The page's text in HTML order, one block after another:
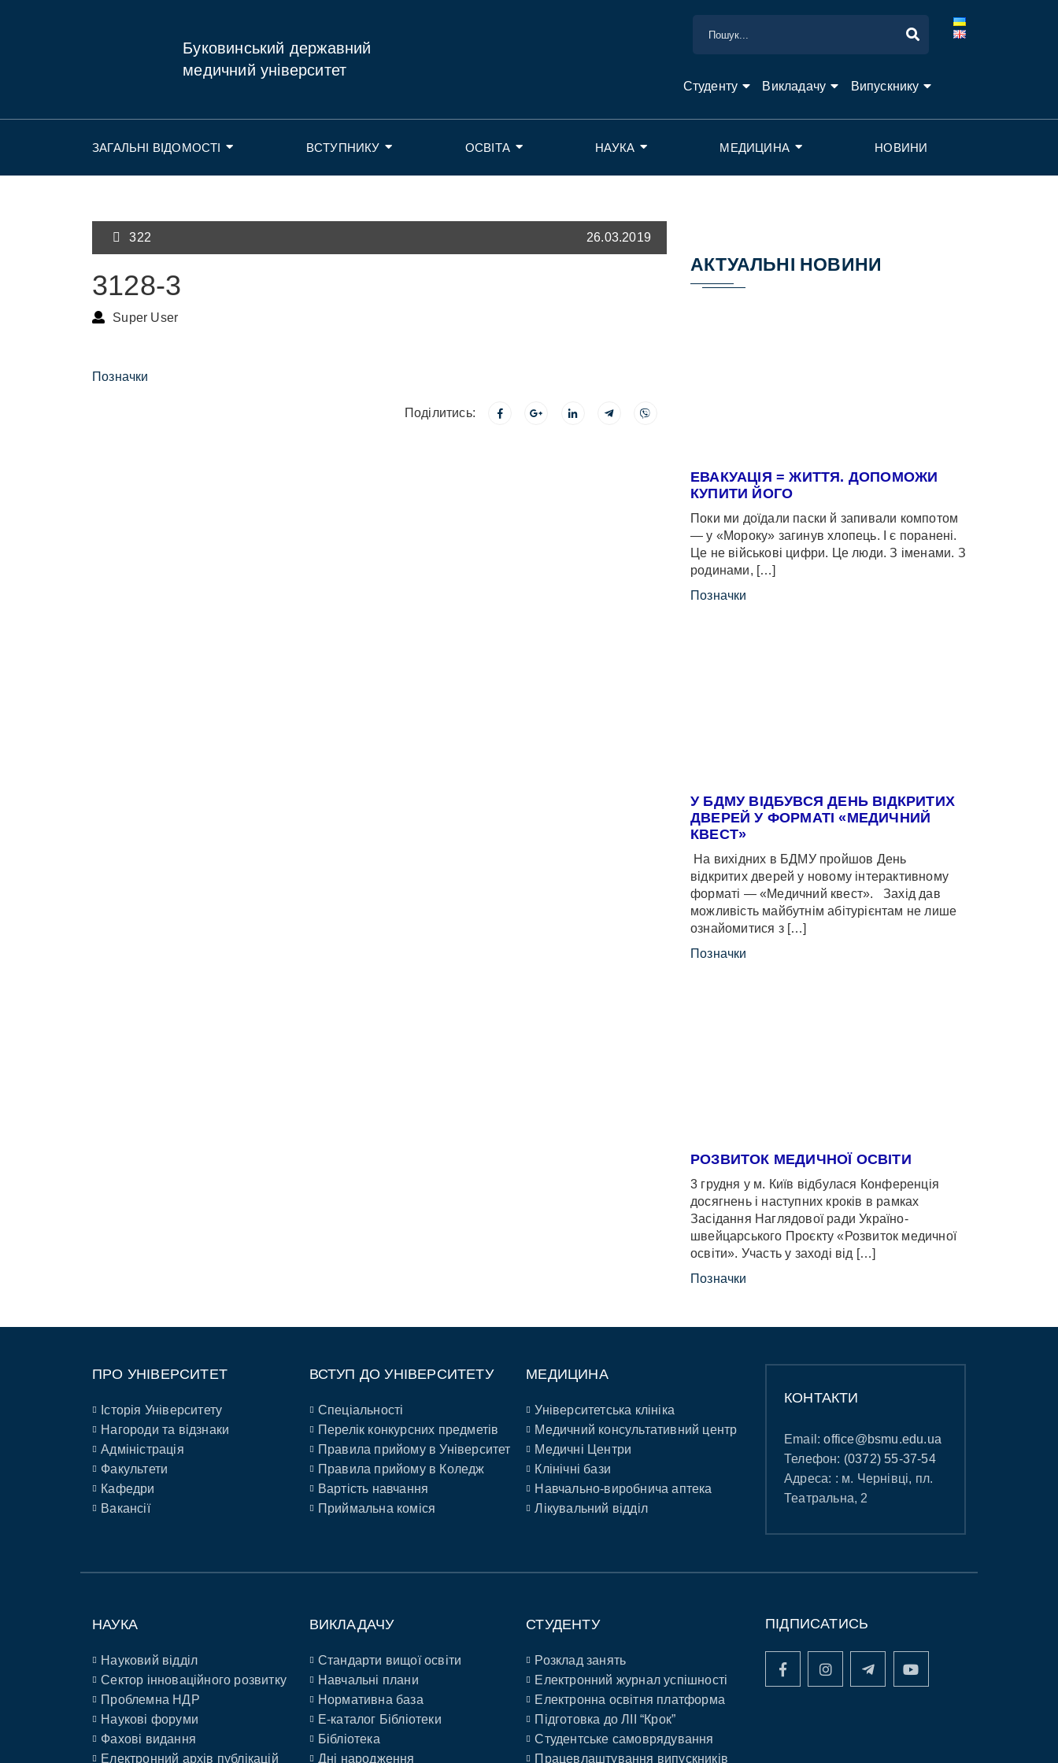
Буковинський державний
медичний університет
Студенту Викладачу Випускнику
ЗАГАЛЬНІ ВІДОМОСТІ ВСТУПНИКУ ОСВІТА НАУКА МЕДИЦИНА НОВИНИ
322 26.03.2019
3128-3
Super User
Позначки
Поділитись:
АКТУАЛЬНІ НОВИНИ
ЕВАКУАЦІЯ = ЖИТТЯ. ДОПОМОЖИ
КУПИТИ ЙОГО
Поки ми доїдали паски й запивали компотом
— у «Мороку» загинув хлопець. І є поранені.
Це не військові цифри. Це люди. З іменами. З
родинами, […]
Позначки
У БДМУ ВІДБУВСЯ ДЕНЬ ВІДКРИТИХ
ДВЕРЕЙ У ФОРМАТІ «МЕДИЧНИЙ
КВЕСТ»
На вихідних в БДМУ пройшов День
відкритих дверей у новому інтерактивному
форматі — «Медичний квест». Захід дав
можливість майбутнім абітурієнтам не лише
ознайомитися з […]
Позначки
РОЗВИТОК МЕДИЧНОЇ ОСВІТИ
3 грудня у м. Київ відбулася Конференція
досягнень і наступних кроків в рамках
Засідання Наглядової ради Україно-
швейцарського Проєкту «Розвиток медичної
освіти». Участь у заході від […]
Позначки
ПРО УНІВЕРСИТЕТ
Історія Університету
Нагороди та відзнаки
Адміністрація
Факультети
Кафедри
Вакансії
ВСТУП ДО УНІВЕРСИТЕТУ
Спеціальності
Перелік конкурсних предметів
Правила прийому в Університет
Правила прийому в Коледж
Вартість навчання
Приймальна коміся
МЕДИЦИНА
Університетська клініка
Медичний консультативний центр
Медичні Центри
Клінічні бази
Навчально-виробнича аптека
Лікувальний відділ
КОНТАКТИ
Email:office@bsmu.edu.ua
Телефон: (0372) 55-37-54
Адреса: : м. Чернівці, пл.
Театральна, 2
НАУКА
Науковий відділ
Сектор інноваційного розвитку
Проблемна НДР
Наукові форуми
Фахові видання
Електронний архів публікацій
ВИКЛАДАЧУ
Стандарти вищої освіти
Навчальні плани
Нормативна база
E-каталог Бібліотеки
Бібліотека
Дні народження
СТУДЕНТУ
Розклад занять
Електронний журнал успішності
Електронна освітня платформа
Підготовка до ЛІІ “Крок”
Студентське самоврядування
Працевлаштування випускників
ПІДПИСАТИСЬ